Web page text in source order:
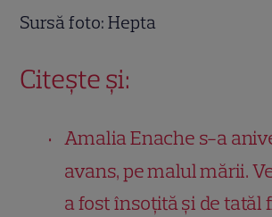
Sursă foto: Hepta
Citește și:
Amalia Enache s-a
avans, pe malul mării.
a fost însoțită și de tatăl